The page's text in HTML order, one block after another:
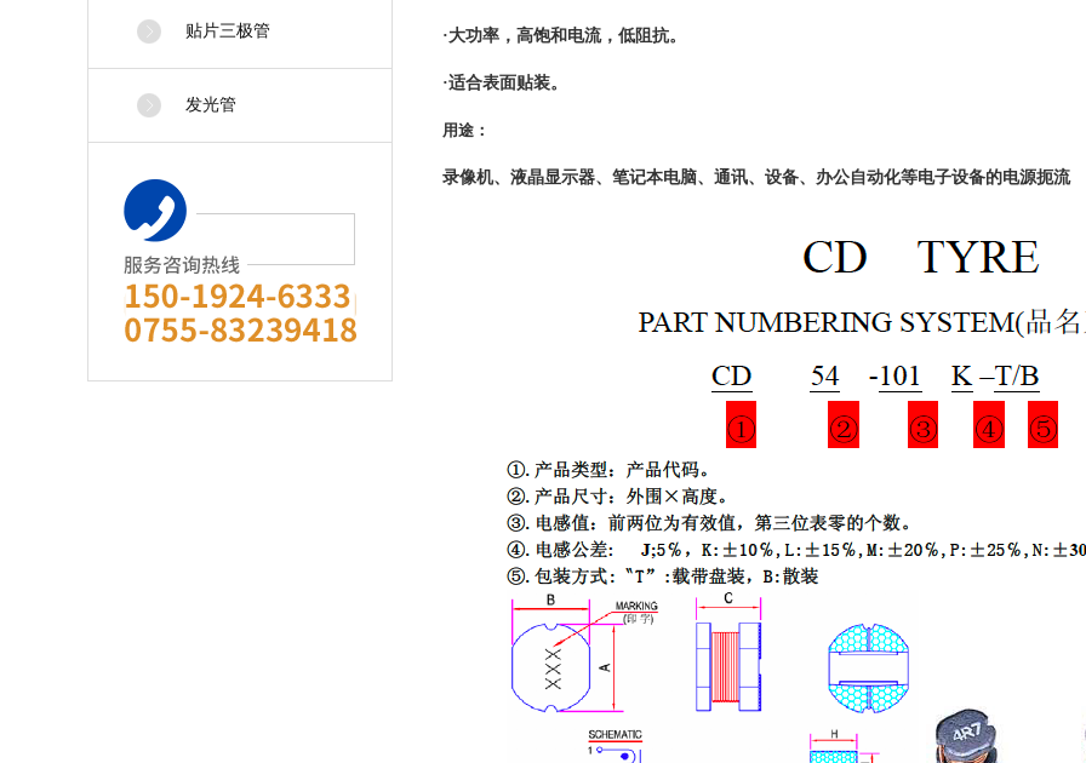
贴片三极管
发光管
·大功率，高饱和电流，低阻抗。
·适合表面贴装。
用途：
录像机、液晶显示器、笔记本电脑、通讯、 设备、办公自动化等电子设备的电源扼流